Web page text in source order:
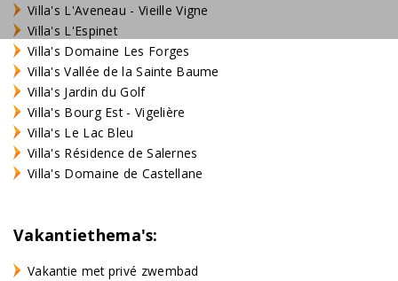
Villa's L'Aveneau - Vieille Vigne
Villa's L'Espinet
Villa's Domaine Les Forges
Villa's Vallée de la Sainte Baume
Villa's Jardin du Golf
Villa's Bourg Est - Vigelière
Villa's Le Lac Bleu
Villa's Résidence de Salernes
Villa's Domaine de Castellane
Vakantiethema's:
Vakantie met privé zwembad